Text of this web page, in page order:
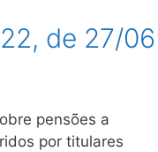
de 27/06
pensões a
por titulares